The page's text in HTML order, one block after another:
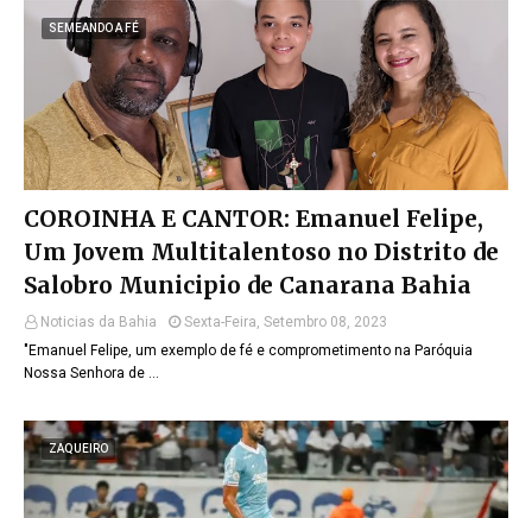
SEMEANDO A FÉ
COROINHA E CANTOR: Emanuel Felipe,
Um Jovem Multitalentoso no Distrito de
Salobro Municipio de Canarana Bahia
Noticias da Bahia
Sexta-Feira, Setembro 08, 2023
"Emanuel Felipe, um exemplo de fé e comprometimento na Paróquia
Nossa Senhora de …
ZAQUEIRO